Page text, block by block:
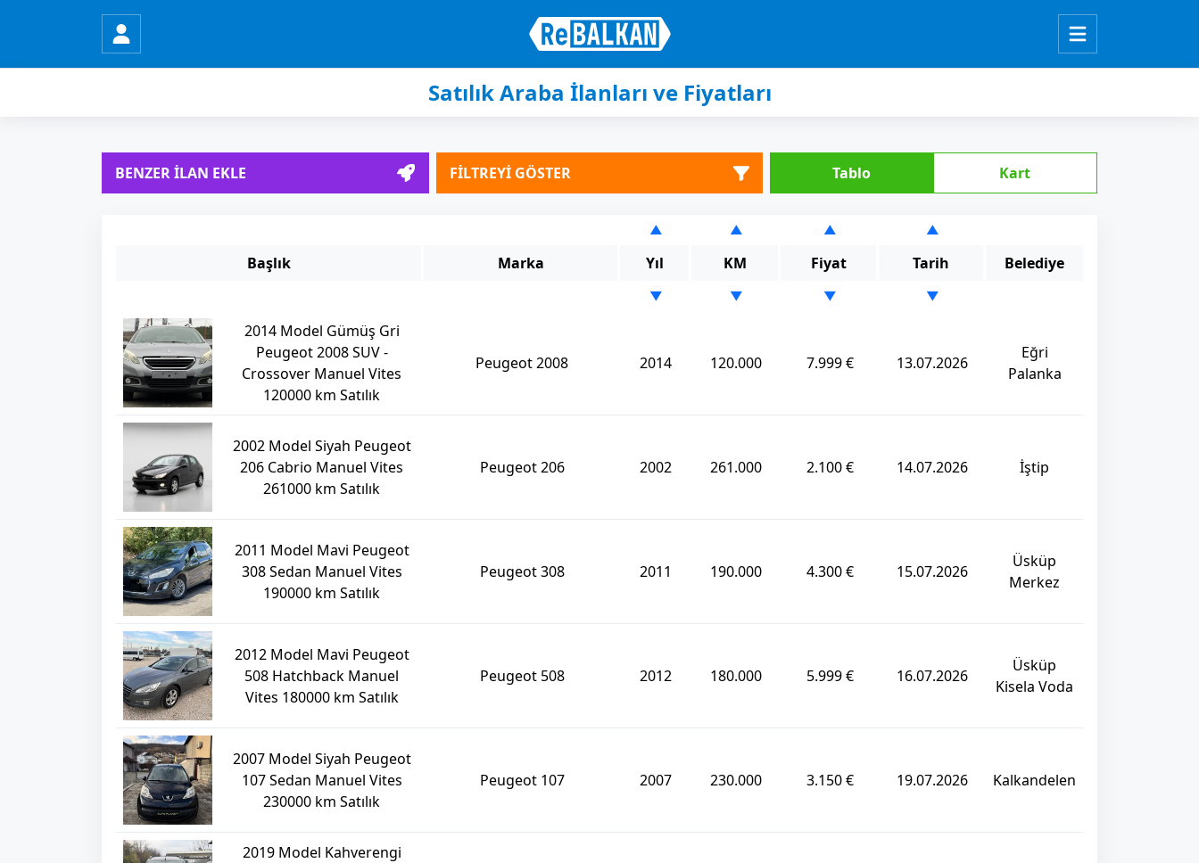
Satılık Araba İlanları ve Fiyatları
BENZER İLAN EKLE FİLTREYİ GÖSTER Tablo Kart
▲ ▲ ▲ ▲
Başlık Marka Yıl KM Fiyat Tarih Belediye
▼ ▼ ▼ ▼
2014 Model Gümüş Gri
Peugeot 2008 SUV -
Crossover Manuel Vites
120000 km Satılık
Peugeot 2008 2014 120.000 7.999 € 13.07.2026
Eğri
Palanka
2002 Model Siyah Peugeot
206 Cabrio Manuel Vites
261000 km Satılık
Peugeot 206 2002 261.000 2.100 € 14.07.2026 İştip
2011 Model Mavi Peugeot
308 Sedan Manuel Vites
190000 km Satılık
Peugeot 308 2011 190.000 4.300 € 15.07.2026
Üsküp
Merkez
2012 Model Mavi Peugeot
508 Hatchback Manuel
Vites 180000 km Satılık
Peugeot 508 2012 180.000 5.999 € 16.07.2026
Üsküp
Kisela Voda
2007 Model Siyah Peugeot
107 Sedan Manuel Vites
230000 km Satılık
Peugeot 107 2007 230.000 3.150 € 19.07.2026 Kalkandelen
2019 Model Kahverengi